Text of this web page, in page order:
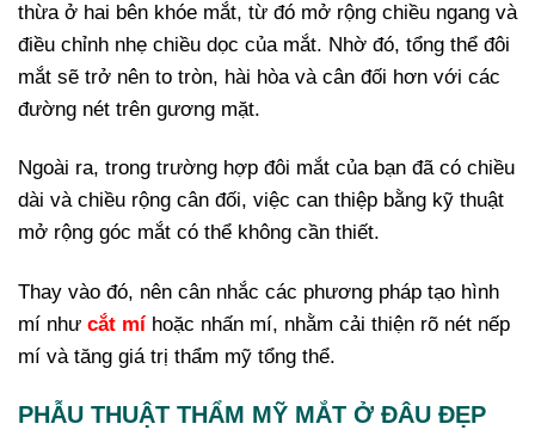
thừa ở hai bên khóe mắt, từ đó mở rộng chiều ngang và
điều chỉnh nhẹ chiều dọc của mắt. Nhờ đó, tổng thể đôi
mắt sẽ trở nên to tròn, hài hòa và cân đối hơn với các
đường nét trên gương mặt.
Ngoài ra, trong trường hợp đôi mắt của bạn đã có chiều
dài và chiều rộng cân đối, việc can thiệp bằng kỹ thuật
mở rộng góc mắt có thể không cần thiết.
Thay vào đó, nên cân nhắc các phương pháp tạo hình
mí như cắt mí hoặc nhấn mí, nhằm cải thiện rõ nét nếp
mí và tăng giá trị thẩm mỹ tổng thể.
PHẪU THUẬT THẨM MỸ MẮT Ở ĐÂU ĐẸP